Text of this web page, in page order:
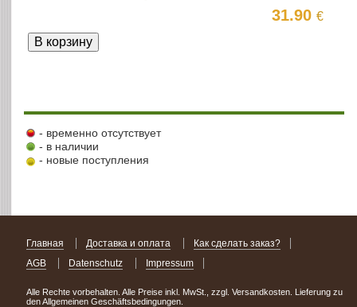
31.90€
- временно отсутствует
- в наличии
- новые поступления
Главная Доставка и оплата
Как сделать заказ?
AGB
Datenschutz Impressum
Alle Rechte vorbehalten. Alle Preise inkl. MwSt., zzgl. Versandkosten. Lieferung zu
den Allgemeinen Geschäftsbedingungen.